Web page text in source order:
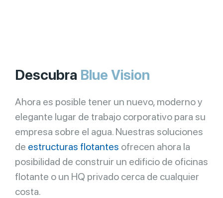
Descubra Blue Vision
Ahora es posible tener un nuevo, moderno y
elegante lugar de trabajo corporativo para su
empresa sobre el agua. Nuestras soluciones
de estructuras flotantes ofrecen ahora la
posibilidad de construir un edificio de oficinas
flotante o un HQ privado cerca de cualquier
costa.